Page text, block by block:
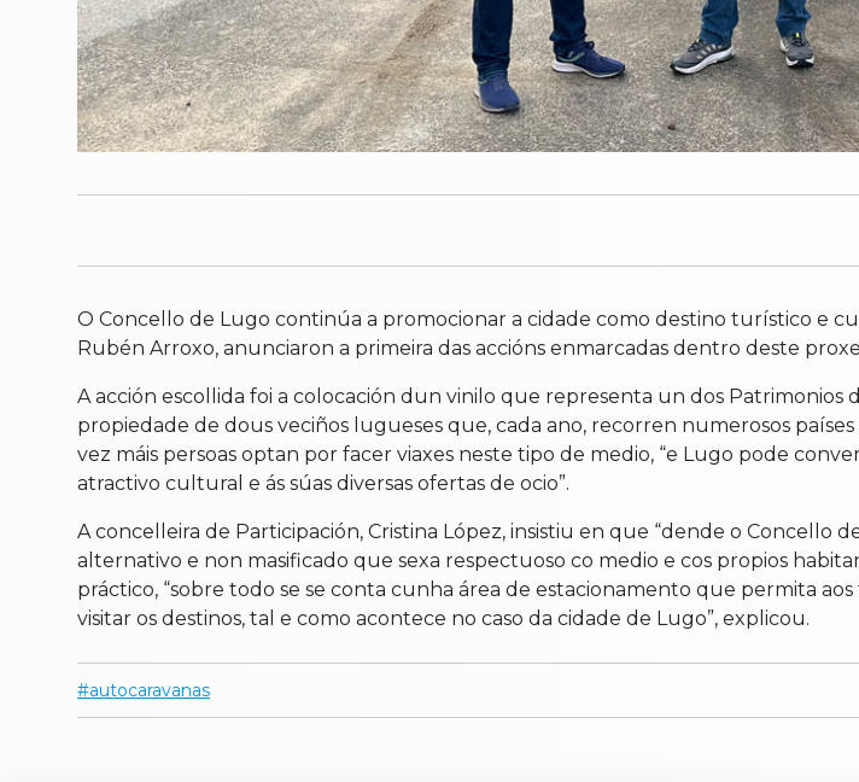
O Concello de Lugo continúa a promocionar a cidade como destino turístico e
Rubén Arroxo, anunciaron a primeira das accións enmarcadas dentro deste
A acción escollida foi a colocación dun vinilo que representa un dos
propiedade de dous veciños lugueses que, cada ano, recorren numerosos
vez máis persoas optan por facer viaxes neste tipo de medio, “e Lugo pode
atractivo cultural e ás súas diversas ofertas de ocio”.
A concelleira de Participación, Cristina López, insistiu en que “dende o
alternativo e non masificado que sexa respectuoso co medio e cos propios
práctico, “sobre todo se se conta cunha área de estacionamento que permita
visitar os destinos, tal e como acontece no caso da cidade de Lugo”, explicou.
autocaravanas